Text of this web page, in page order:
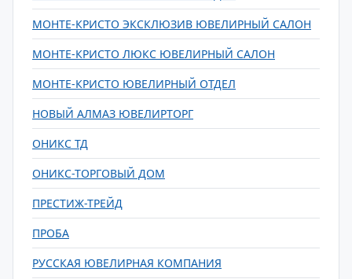
МОНТЕ-КРИСТО ЭКСКЛЮЗИВ ЮВЕЛИРНЫЙ САЛОН
МОНТЕ-КРИСТО ЛЮКС ЮВЕЛИРНЫЙ САЛОН
МОНТЕ-КРИСТО ЮВЕЛИРНЫЙ ОТДЕЛ
НОВЫЙ АЛМАЗ ЮВЕЛИРТОРГ
ОНИКС ТД
ОНИКС-ТОРГОВЫЙ ДОМ
ПРЕСТИЖ-ТРЕЙД
ПРОБА
РУССКАЯ ЮВЕЛИРНАЯ КОМПАНИЯ